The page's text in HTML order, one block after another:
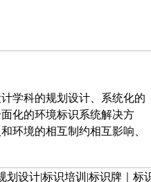
学科的规划设计、系统化的
化的环境标识系统解决方
环境的相互制约相互影响、